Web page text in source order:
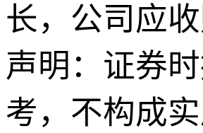
长，公司应
声明：证券
考，不构成